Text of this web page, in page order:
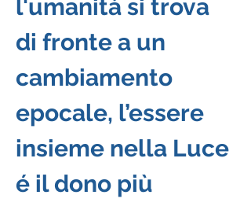
l'umanità si trova
di fronte a un
cambiamento
epocale, l’essere
insieme nella Luce
é il dono più